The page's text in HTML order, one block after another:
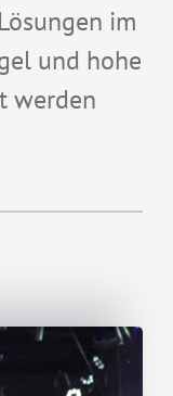
im
und hohe
werden